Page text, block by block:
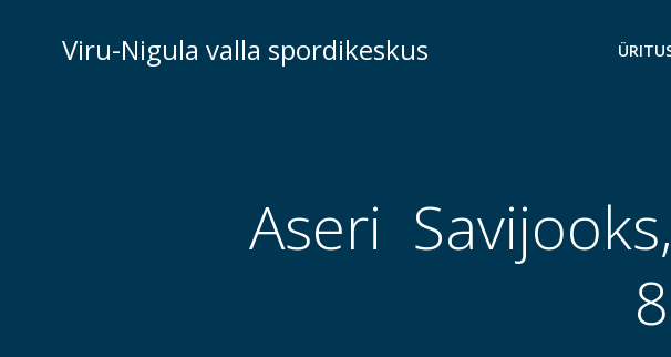
Viru-Nigula valla spordikeskus
Aseri